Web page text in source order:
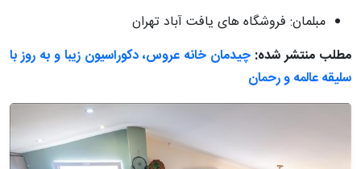
مبلمان: فروشگاه های یافت آباد تهران
مطلب منتشر شده: چیدمان خانه عروس، دکوراسیون زیبا و به روز با
سلیقه عالمه و رحمان